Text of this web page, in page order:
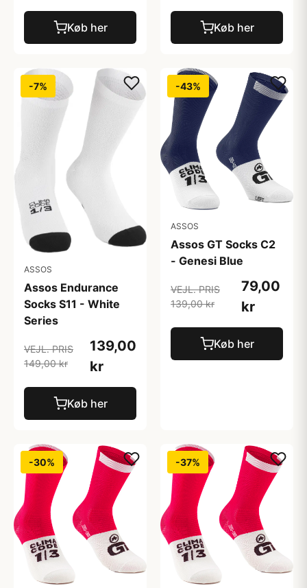
Køb her Køb her
-7%
ASSOS
Assos Endurance
Socks S11 - White
Series
VEJL. PRIS
149,00 kr
139,00
kr
Køb her
-43%
ASSOS
Assos GT Socks C2
- Genesi Blue
VEJL. PRIS
139,00 kr
79,00
kr
Køb her
-30% -37%